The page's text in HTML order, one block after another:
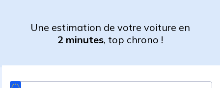
Une estimation de votre voiture en
2 minutes, top chrono !